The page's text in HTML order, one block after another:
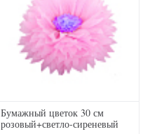
Бумажный цветок 30 см
розовый+светло-сиреневый